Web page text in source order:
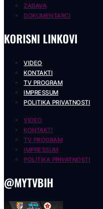
ZABAVA
DOKUMENTARCI
KORISNI LINKOVI
VIDEO
KONTAKTI
TV PROGRAM
IMPRESSUM
POLITIKA PRIVATNOSTI
VIDEO
KONTAKTI
TV PROGRAM
IMPRESSUM
POLITIKA PRIVATNOSTI
@MYTVBIH